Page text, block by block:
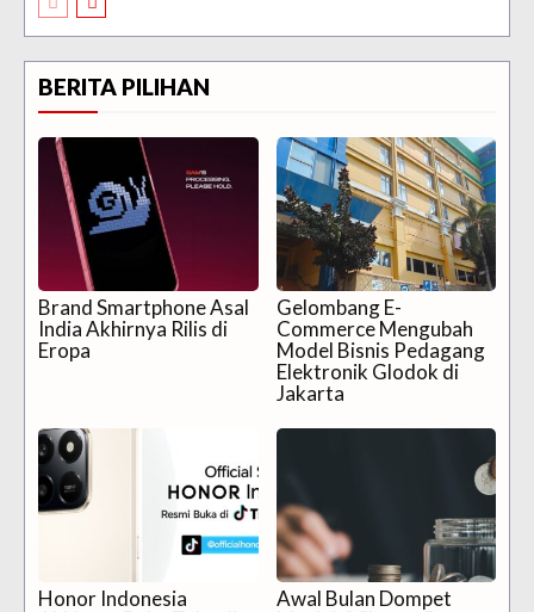
BERITA PILIHAN
Brand Smartphone Asal
India Akhirnya Rilis di
Eropa
Gelombang E-
Commerce Mengubah
Model Bisnis Pedagang
Elektronik Glodok di
Jakarta
Honor Indonesia
Awal Bulan Dompet